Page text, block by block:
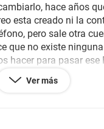
hace años
esta creado ni la
pero sale otra
que no existe
hacer para pasar
Ver más